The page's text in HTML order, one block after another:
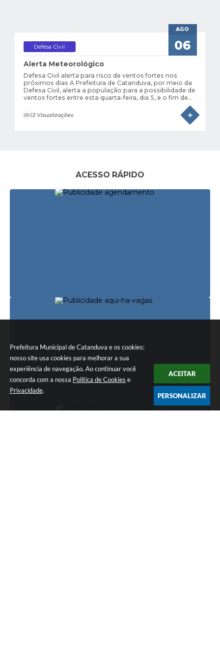
Prefeitura Municipal de Catanduva e os cookies:
nosso site usa cookies para melhorar a sua
experiência de navegação. Ao continuar você
concorda com a nossa Política de Cookies e
Privacidade.
ACEITAR
PERSONALIZAR
Defesa Civil
AGO
06
Alerta Meteorológico
Defesa Civil alerta para risco de ventos fortes nos
próximos dias A Prefeitura de Catanduva, por meio da
Defesa Civil, alerta a população para a possibilidade de
ventos fortes entre esta quarta-feira, dia 5, e o fim de
rajadas, com maior atenção entre...
53 Visualizações
ACESSO RÁPIDO